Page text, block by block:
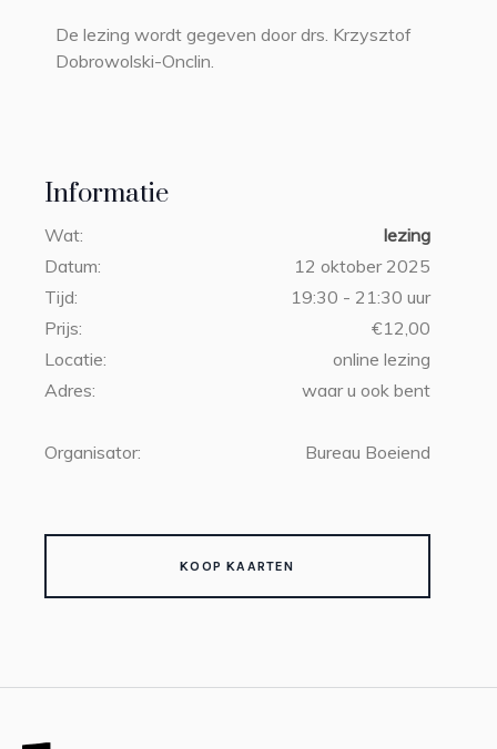
Informatie
Wat:
lezing
Datum:
12 oktober 2025
Tijd:
19:30 - 21:30 uur
Prijs:
€12,00
Locatie:
online lezing
Adres:
waar u ook bent
Organisator: Bureau Boeiend
KOOP KAARTEN
De lezing wordt gegeven door drs. Krzysztof
Dobrowolski-Onclin.